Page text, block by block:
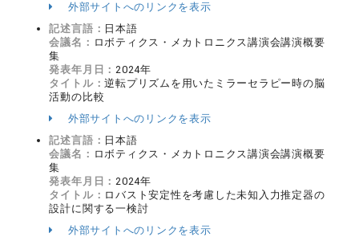
外部サイトへのリンクを表示
記述言語： 日本語
会議名： ロボティクス・メカトロニクス講演会講演概要
集
発表年月日：2024年
タイトル：逆転プリズムを用いたミラーセラピー時の脳
活動の比較
外部サイトへのリンクを表示
記述言語： 日本語
会議名： ロボティクス・メカトロニクス講演会講演概要
集
発表年月日：2024年
タイトル： ロバスト安定性を考慮した未知入力推定器の
設計に関する一検討
外部サイトへのリンクを表示